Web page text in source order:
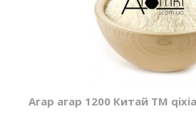
Агар агар 1200 Китай ТМ